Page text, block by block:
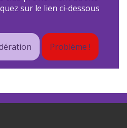
sur le lien ci-dessous
Problème !